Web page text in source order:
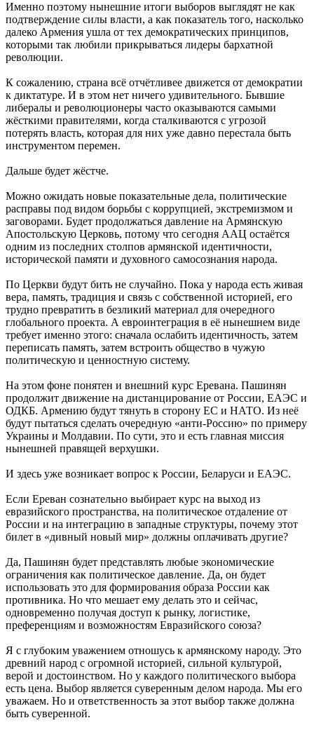
Именно поэтому нынешние итоги выборов выглядят не как
подтверждение силы власти, а как показатель того, насколько
далеко Армения ушла от тех демократических принципов,
которыми так любили прикрываться лидеры бархатной
революции.
К сожалению, страна всё отчётливее движется от демократии
к диктатуре. И в этом нет ничего удивительного. Бывшие
либералы и революционеры часто оказываются самыми
жёсткими правителями, когда сталкиваются с угрозой
потерять власть, которая для них уже давно перестала быть
инструментом перемен.
Дальше будет жёстче.
Можно ожидать новые показательные дела, политические
расправы под видом борьбы с коррупцией, экстремизмом и
заговорами. Будет продолжаться давление на Армянскую
Апостольскую Церковь, потому что сегодня ААЦ остаётся
одним из последних столпов армянской идентичности,
исторической памяти и духовного самосознания народа.
По Церкви будут бить не случайно. Пока у народа есть живая
вера, память, традиция и связь с собственной историей, его
трудно превратить в безликий материал для очередного
глобального проекта. А евроинтеграция в её нынешнем виде
требует именно этого: сначала ослабить идентичность, затем
переписать память, затем встроить общество в чужую
политическую и ценностную систему.
На этом фоне понятен и внешний курс Еревана. Пашинян
продолжит движение на дистанцирование от России, ЕАЭС и
ОДКБ. Армению будут тянуть в сторону ЕС и НАТО. Из неё
будут пытаться сделать очередную «анти-Россию» по примеру
Украины и Молдавии. По сути, это и есть главная миссия
нынешней правящей верхушки.
И здесь уже возникает вопрос к России, Беларуси и ЕАЭС.
Если Ереван сознательно выбирает курс на выход из
евразийского пространства, на политическое отдаление от
России и на интеграцию в западные структуры, почему этот
билет в «дивный новый мир» должны оплачивать другие?
Да, Пашинян будет представлять любые экономические
ограничения как политическое давление. Да, он будет
использовать это для формирования образа России как
противника. Но что мешает ему делать это и сейчас,
одновременно получая доступ к рынку, логистике,
преференциям и возможностям Евразийского союза?
Я с глубоким уважением отношусь к армянскому народу. Это
древний народ с огромной историей, сильной культурой,
верой и достоинством. Но у каждого политического выбора
есть цена. Выбор является суверенным делом народа. Мы его
уважаем. Но и ответственность за этот выбор также должна
быть суверенной.